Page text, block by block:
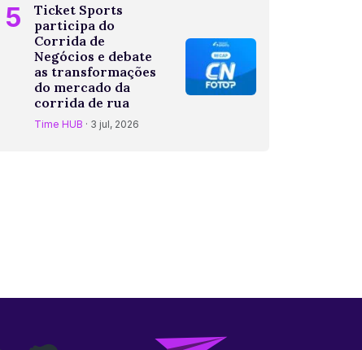
5
Ticket Sports
participa do
Corrida de
Negócios e debate
as transformações
do mercado da
corrida de rua
Time HUB · 3 jul, 2026